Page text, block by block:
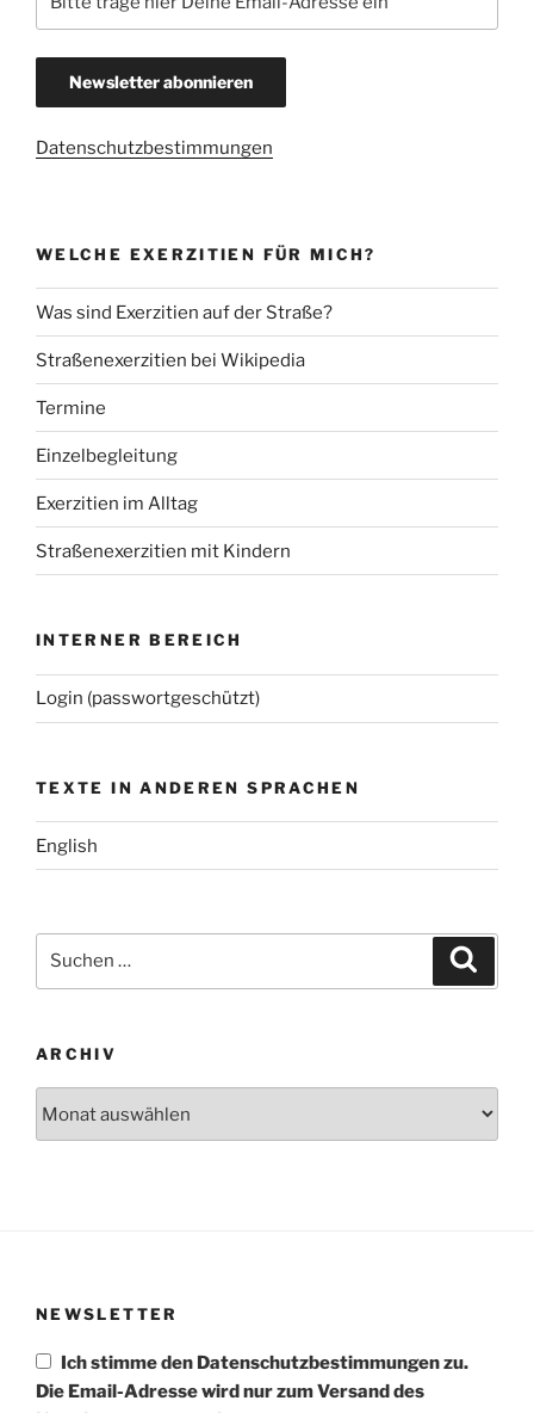
Datenschutzbestimmungen
WELCHE EXERZITIEN FÜR MICH?
Was sind Exerzitien auf der Straße?
Straßenexerzitien bei Wikipedia
Termine
Einzelbegleitung
Exerzitien im Alltag
Straßenexerzitien mit Kindern
INTERNER BEREICH
Login (passwortgeschützt)
TEXTE IN ANDEREN SPRACHEN
English
nach:
ARCHIV
NEWSLETTER
Ich stimme den Datenschutzbestimmungen zu.
Die Email-Adresse wird nur zum Versand des